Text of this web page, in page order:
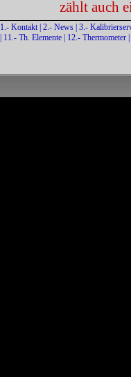
zählt auch
1.- Kontakt| 2.- News| 3.-
11.- Th. Elemente 12.- Thermometer